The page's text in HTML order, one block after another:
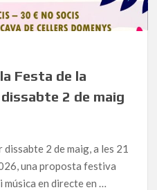
Festa de la
2 de maig
2 de maig, a les 21
una proposta festiva
en directe en …